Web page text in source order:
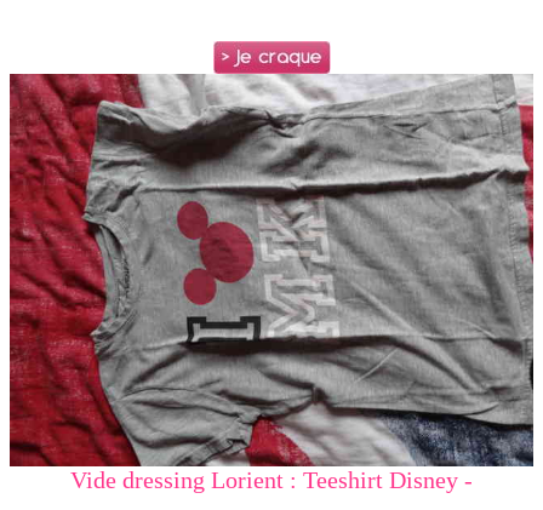
Vide dressing Lorient : Teeshirt Disney -